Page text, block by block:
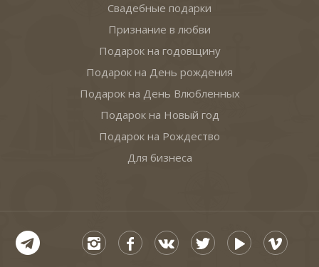
Свадебные подарки
Признание в любви
Подарок на годовщину
Подарок на День рождения
Подарок на День Влюбленных
Подарок на Новый год
Подарок на Рождество
Для бизнеса